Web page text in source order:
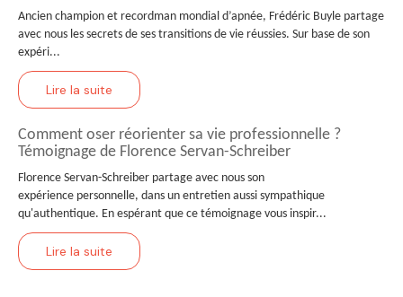
Ancien champion et recordman mondial d’apnée, Frédéric Buyle partage
avec nous les secrets de ses transitions de vie réussies. Sur base de son
expéri...
Lire la suite
Comment oser réorienter sa vie professionnelle ?
Témoignage de Florence Servan-Schreiber
Florence Servan-Schreiber partage avec nous son
expérience personnelle, dans un entretien aussi sympathique
qu'authentique. En espérant que ce témoignage vous inspir...
Lire la suite